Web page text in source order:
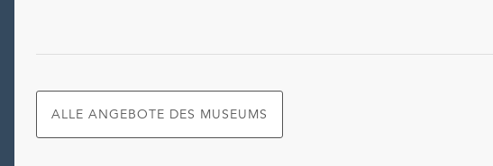
ALLE ANGEBOTE DES MUSEUMS